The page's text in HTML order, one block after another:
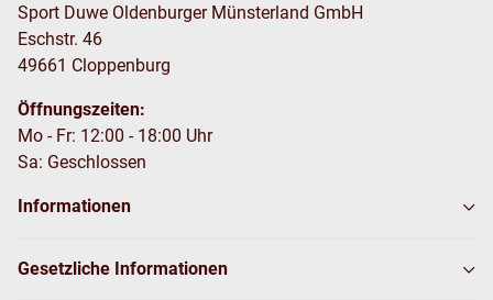
Sport Duwe Oldenburger Münsterland GmbH
Eschstr. 46
49661 Cloppenburg
Öffnungszeiten:
Mo - Fr: 12:00 - 18:00 Uhr
Sa: Geschlossen
Informationen
Gesetzliche Informationen